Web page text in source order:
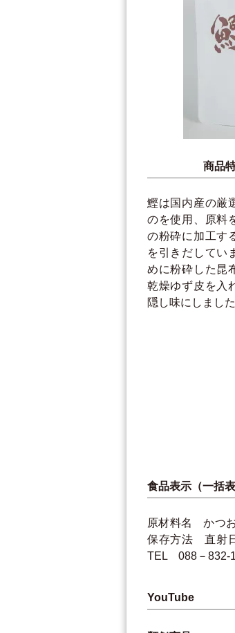
商品
鰹は国内産の厳
のを使用、原料
の粉砕に加工す
を引きだしてい
めに粉砕した昆
乾燥ゆず皮を入
隠し味にしました
食品表示（一括表
原材料名 かつ
保存方法 直射
TEL 088－832-
YouTube